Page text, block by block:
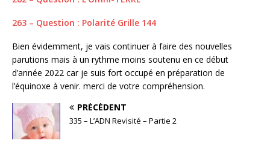
263 – Question : Polarité Grille 144
Bien évidemment, je vais continuer à faire des nouvelles
parutions mais à un rythme moins soutenu en ce début
d’année 2022 car je suis fort occupé en préparation de
l’équinoxe à venir. merci de votre compréhension.
PRÉCÉDENT
335 – L’ADN Revisité – Partie 2